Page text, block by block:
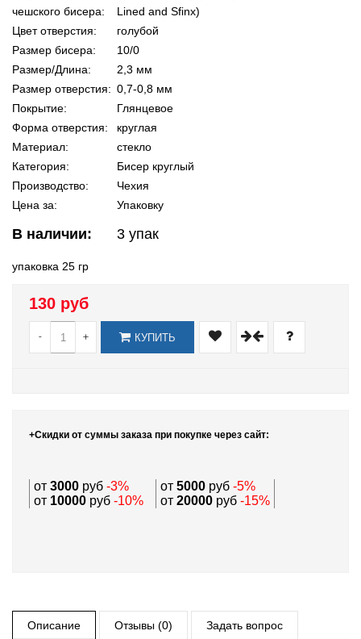
чешского бисера:
Lined and Sfinx)
Цвет отверстия:
голубой
Размер бисера:
10/0
Размер/Длина:
2,3 мм
Размер отверстия: 0,7-0,8 мм
Покрытие:
Глянцевое
Форма отверстия:
круглая
Материал:
стекло
Категория:
Бисер круглый
Производство:
Чехия
Цена за:
Упаковку
В наличии: 3 упак
упаковка 25 гр
130 руб
- + КУПИТЬ
+Скидки от суммы заказа при покупке через сайт:
от 3000 руб -3% от 5000 руб -5%
от 10000 руб -10% от 20000 руб -15%
Описание Отзывы (0) Задать вопрос